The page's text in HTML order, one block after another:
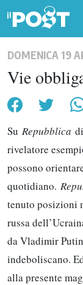
DOMENICA 19
Vie
Su Repubblica
rivelatore
possono
quotidiano.
tenuto posizioni
russa
da Vladimir
indeboliscano.
alla presente